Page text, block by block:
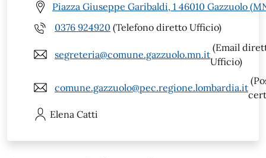
Piazza Giuseppe Garibaldi, 1 46010 Gazzuolo
0376 924920 (Telefono diretto Ufficio)
segreteria@comune.gazzuolo.mn.it
(Email
Ufficio)
comune.gazzuolo@pec.regione.lombardia.it
Elena Catti